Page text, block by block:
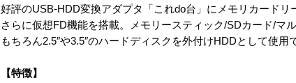
好評のUSB-HDD変換アダプタ「これdo台」にメモリカードリ
さらに仮想FD機能を搭載。メモリースティック/SDカード/マ
もちろん2.5″や3.5″のハードディスクを外付けHDDとして使用
【特徴】